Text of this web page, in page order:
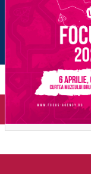
FOCUS